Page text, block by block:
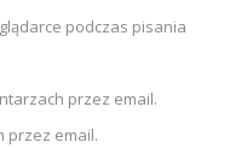
podczas pisania
przez email.
przez email.